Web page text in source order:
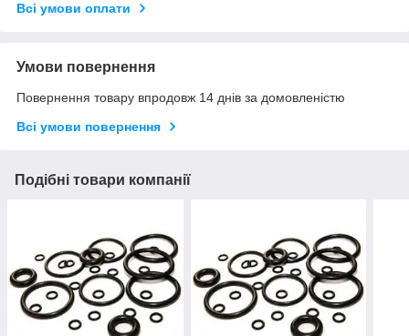
Всі умови оплати
Умови повернення
Повернення товару впродовж 14 днів за домовленістю
Всі умови повернення
Подібні товари компанії